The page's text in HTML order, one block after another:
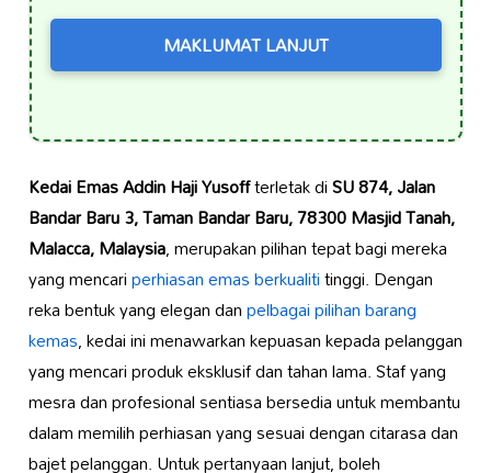
MAKLUMAT LANJUT
Kedai Emas Addin Haji Yusoffterletak diSU 874, Jalan
Bandar Baru 3, Taman Bandar Baru, 78300 Masjid Tanah,
Malacca, Malaysia, merupakan pilihan tepat bagi mereka
yang mencariperhiasan emas berkualititinggi. Dengan
reka bentuk yang elegan danpelbagai pilihan barang
kemas, kedai ini menawarkan kepuasan kepada pelanggan
yang mencari produk eksklusif dan tahan lama. Staf yang
mesra dan profesional sentiasa bersedia untuk membantu
dalam memilih perhiasan yang sesuai dengan citarasa dan
bajet pelanggan. Untuk pertanyaan lanjut, boleh